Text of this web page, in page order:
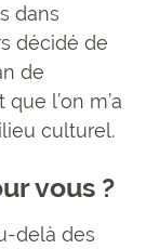
dans
décidé de
de
l’on m’a
culturel.
vous ?
delà des